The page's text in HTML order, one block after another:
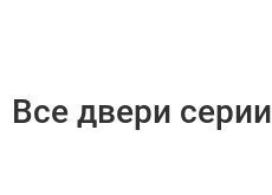
Все двери серии